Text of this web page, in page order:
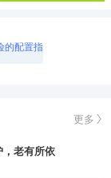
的配置指
更多
老有所依